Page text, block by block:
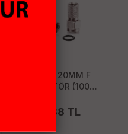
BOTECH 20MM F
KONNEKTÖR (100-
214.88 TL